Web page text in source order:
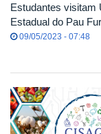
Estudantes visitam
Estadual do Pau
09/05/2023 - 07:48